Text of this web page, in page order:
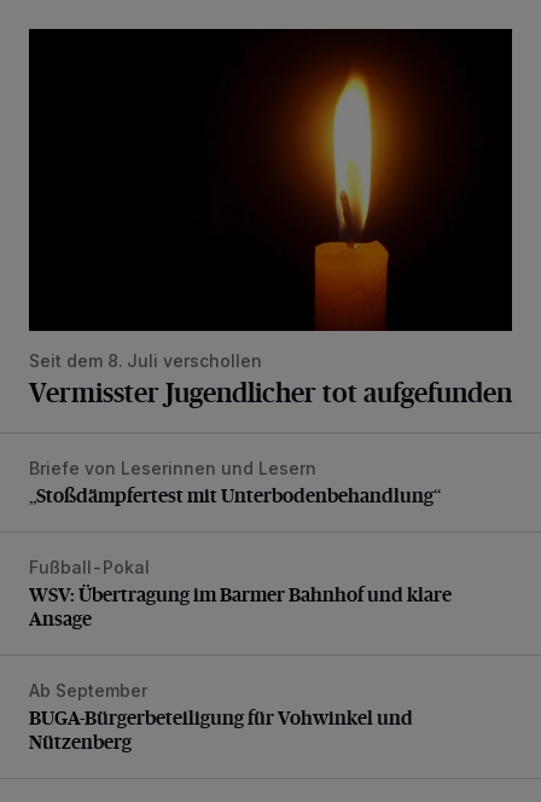
Seit dem 8. Juli verschollen
Vermisster Jugendlicher tot aufgefunden
„Stoßdämpfertest mit Unterbodenbehandlung“
Briefe von Leserinnen und Lesern
„Stoßdämpfertest mit Unterbodenbehandlung“
WSV: Übertragung im Barmer Bahnhof und klare Ansage
Fußball-Pokal
WSV: Übertragung im Barmer Bahnhof und klare
Ansage
BUGA-Bürgerbeteiligung für Vohwinkel und Nützenberg
Ab September
BUGA-Bürgerbeteiligung für Vohwinkel und
Nützenberg